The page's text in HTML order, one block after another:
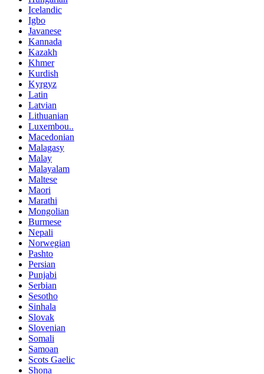
Icelandic
Igbo
Javanese
Kannada
Kazakh
Khmer
Kurdish
Kyrgyz
Latin
Latvian
Lithuanian
Luxembou..
Macedonian
Malagasy
Malay
Malayalam
Maltese
Maori
Marathi
Mongolian
Burmese
Nepali
Norwegian
Pashto
Persian
Punjabi
Serbian
Sesotho
Sinhala
Slovak
Slovenian
Somali
Samoan
Scots Gaelic
Shona